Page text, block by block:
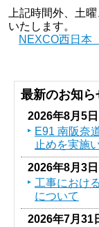
上記時間外、土
いたします。
NEXCO西日
最新のお知
2026年8月5日
E91 南阪奈
止めを実施
2026年8月3日
工事におけ
について
2026年7月31